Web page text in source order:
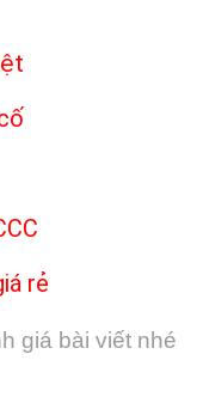
rẻ
giá bài viết nhé